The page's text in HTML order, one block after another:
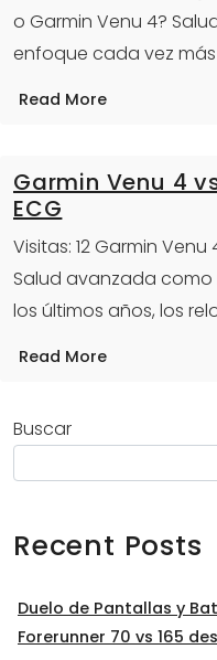
o Garmin Venu 4?
enfoque cada vez
Read More
Garmin Venu 4
ECG
Visitas: 12 Garmin Venu
Salud avanzada como
los últimos años, los
Read More
Buscar
Recent Posts
Duelo de Pantallas y
Forerunner 70 vs 165